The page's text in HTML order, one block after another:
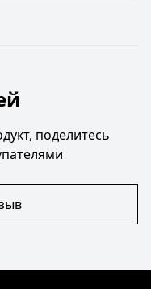
поделитесь